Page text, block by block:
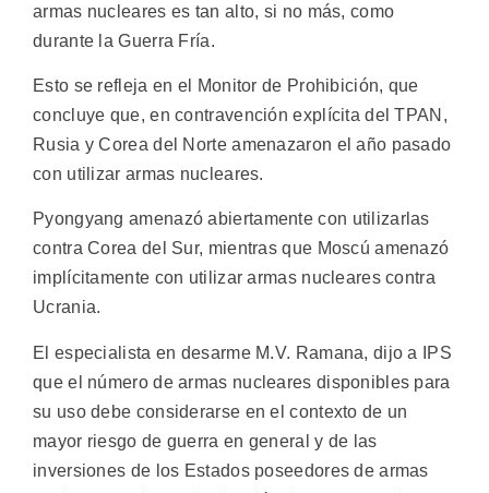
armas nucleares es tan alto, si no más, como
durante la Guerra Fría.
Esto se refleja en el Monitor de Prohibición, que
concluye que, en contravención explícita del TPAN,
Rusia y Corea del Norte amenazaron el año pasado
con utilizar armas nucleares.
Pyongyang amenazó abiertamente con utilizarlas
contra Corea del Sur, mientras que Moscú amenazó
implícitamente con utilizar armas nucleares contra
Ucrania.
El especialista en desarme M.V. Ramana, dijo a IPS
que el número de armas nucleares disponibles para
su uso debe considerarse en el contexto de un
mayor riesgo de guerra en general y de las
inversiones de los Estados poseedores de armas